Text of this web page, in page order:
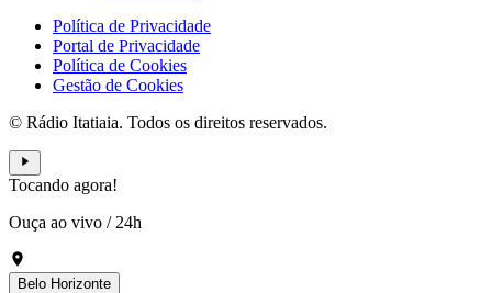
Política de Privacidade
Portal de Privacidade
Política de Cookies
Gestão de Cookies
© Rádio Itatiaia. Todos os direitos reservados.
Tocando agora!
Ouça ao vivo / 24h
Belo Horizonte